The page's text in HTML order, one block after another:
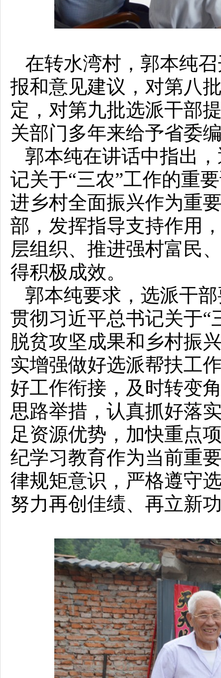
在转水湾村，郭本纯
报和意见建议，对第八
定，对第九批选派干部
关部门多年来给予省委
郭本纯在讲话中指出
记关于“三农”工作的重
进乡村全面振兴作为重
部，发挥指导支持作用
层组织、推进强村富民
得积极成效。
郭本纯要求，选派干
贯彻习近平总书记关于“
脱贫攻坚成果和乡村振
实增强做好选派帮扶工
好工作衔接，及时转变
思路举措，认真抓好落
足资源优势，加快重点
纪学习教育作为当前重
律规矩意识，严格遵守
努力再创佳绩、再立新